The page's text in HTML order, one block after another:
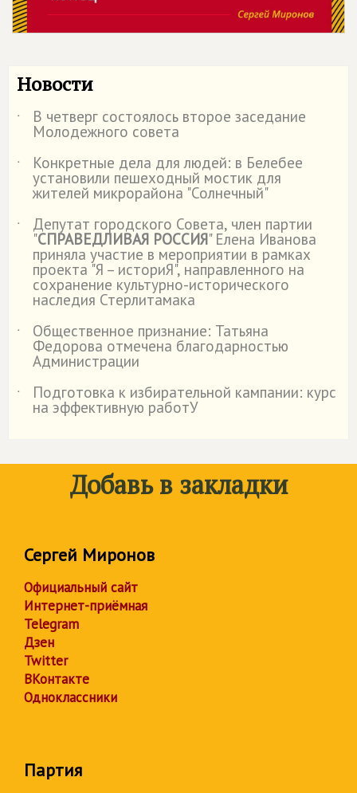
Новости
˙ В четверг состоялось второе заседание
Молодежного совета
˙
Конкретные дела для людей: в Белебее
установили пешеходный мостик для
жителей микрорайона "Солнечный"
˙
Депутат городского Совета, член партии
"СПРАВЕДЛИВАЯ РОССИЯ" Елена Иванова
приняла участие в мероприятии в рамках
проекта "Я – историЯ", направленного на
сохранение культурно-исторического
наследия Стерлитамака
˙
Общественное признание: Татьяна
Федорова отмечена благодарностью
Администрации
˙
Подготовка к избирательной кампании: курс
на эффективную работУ
Добавь в закладки
Сергей Миронов
Официальный сайт
Интернет-приёмная
Telegram
Дзен
Twitter
ВКонтакте
Одноклассники
Партия